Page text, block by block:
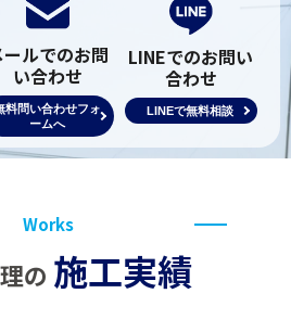
ールでのお問
い合わせ
料問い合わせフォ
ームへ
LINEでのお問い
合わせ
LINEで無料相談
Works
の 施工実績